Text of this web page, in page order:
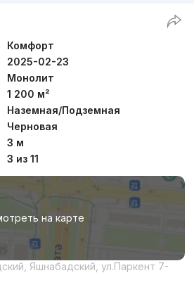
Комфорт
2025-02-23
Монолит
1 200 м²
Наземная/Подземная
Черновая
3 м
3 из 11
на карте
Яшнабадский, ул.Паркент 7-